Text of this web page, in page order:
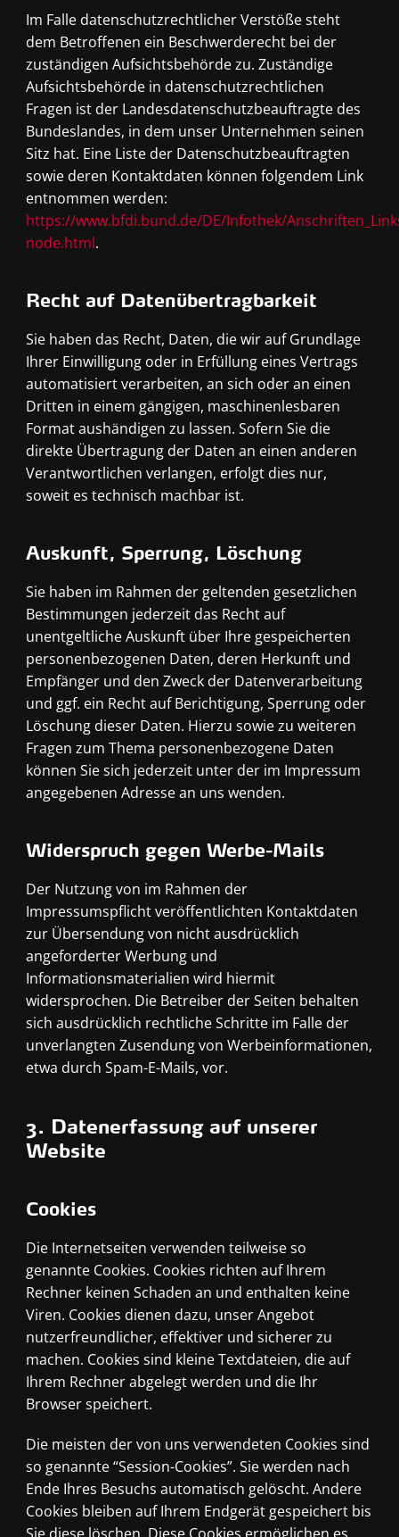
Im Falle datenschutzrechtlicher Verstöße steht
dem Betroffenen ein Beschwerderecht bei der
zuständigen Aufsichtsbehörde zu. Zuständige
Aufsichtsbehörde in datenschutzrechtlichen
Fragen ist der Landesdatenschutzbeauftragte des
Bundeslandes, in dem unser Unternehmen seinen
Sitz hat. Eine Liste der Datenschutzbeauftragten
sowie deren Kontaktdaten können folgendem Link
entnommen werden:
https://www.bfdi.bund.de/DE/Infothek/
node.html.
Recht auf Datenübertragbarkeit
Sie haben das Recht, Daten, die wir auf Grundlage
Ihrer Einwilligung oder in Erfüllung eines Vertrags
automatisiert verarbeiten, an sich oder an einen
Dritten in einem gängigen, maschinenlesbaren
Format aushändigen zu lassen. Sofern Sie die
direkte Übertragung der Daten an einen anderen
Verantwortlichen verlangen, erfolgt dies nur,
soweit es technisch machbar ist.
Auskunft, Sperrung, Löschung
Sie haben im Rahmen der geltenden gesetzlichen
Bestimmungen jederzeit das Recht auf
unentgeltliche Auskunft über Ihre gespeicherten
personenbezogenen Daten, deren Herkunft und
Empfänger und den Zweck der Datenverarbeitung
und ggf. ein Recht auf Berichtigung, Sperrung oder
Löschung dieser Daten. Hierzu sowie zu weiteren
Fragen zum Thema personenbezogene Daten
können Sie sich jederzeit unter der im Impressum
angegebenen Adresse an uns wenden.
Widerspruch gegen Werbe-Mails
Der Nutzung von im Rahmen der
Impressumspflicht veröffentlichten Kontaktdaten
zur Übersendung von nicht ausdrücklich
angeforderter Werbung und
Informationsmaterialien wird hiermit
widersprochen. Die Betreiber der Seiten behalten
sich ausdrücklich rechtliche Schritte im Falle der
unverlangten Zusendung von Werbeinformationen,
etwa durch Spam-E-Mails, vor.
3. Datenerfassung auf unserer
Website
Cookies
Die Internetseiten verwenden teilweise so
genannte Cookies. Cookies richten auf Ihrem
Rechner keinen Schaden an und enthalten keine
Viren. Cookies dienen dazu, unser Angebot
nutzerfreundlicher, effektiver und sicherer zu
machen. Cookies sind kleine Textdateien, die auf
Ihrem Rechner abgelegt werden und die Ihr
Browser speichert.
Die meisten der von uns verwendeten Cookies sind
so genannte “Session-Cookies”. Sie werden nach
Ende Ihres Besuchs automatisch gelöscht. Andere
Cookies bleiben auf Ihrem Endgerät gespeichert bis